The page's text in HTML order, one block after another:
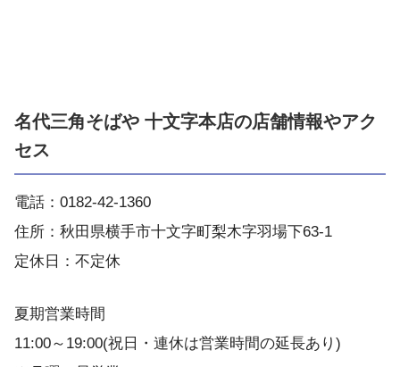
名代三角そばや 十文字本店の店舗情報やアク
セス
電話：0182-42-1360
住所：秋田県横手市十文字町梨木字羽場下63-1
定休日：不定休
夏期営業時間
11:00～19:00(祝日・連休は営業時間の延長あり)